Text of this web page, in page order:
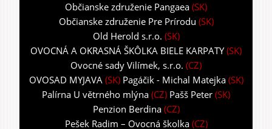
Občianske združenie Pangaea (SK)
Občianske združenie Pre Prírodu (SK)
Old Herold s.r.o. (SK)
OVOCNÁ A OKRASNÁ ŠKÔLKA BIELE KARPATY(SK)
Ovocné sady Vilímek, s.r.o. (CZ)
OVOSAD MYJAVA(SK) Pagáčik - Michal Matejka(SK)
Palírna U větrného mlýna (CZ) Pašš Peter (SK)
Penzion Berdina(CZ)
Pešek Radim – Ovocná školka(CZ)